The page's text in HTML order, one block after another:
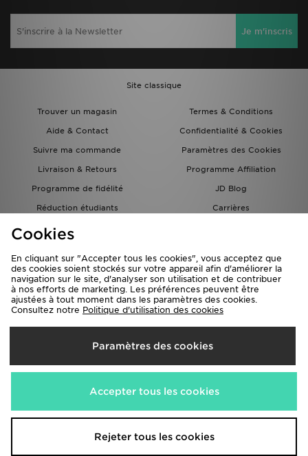
Je m'inscris
Site classique
Trouver un magasin
Termes & Conditions
Aide & Contact
Confidentialité & Cookies
Suivre ma commande
Paramètres des Cookies
Livraison & Retours
Programme Affiliation
Programme de fidélité
JD Blog
Réduction étudiants
Carrières
Carte Cadeau
Livraison Vers
France
Nous acceptons les méthodes de paiement suivantes
Visitez notre site corporate www.jdplc.com
Cookies
En cliquant sur "Accepter tous les cookies", vous acceptez que
des cookies soient stockés sur votre appareil afin d'améliorer la
navigation sur le site, d'analyser son utilisation et de contribuer
à nos efforts de marketing. Les préférences peuvent être
ajustées à tout moment dans les paramètres des cookies.
Consultez notre Politique d'utilisation des cookies
Paramètres des cookies
Accepter tous les cookies
Rejeter tous les cookies